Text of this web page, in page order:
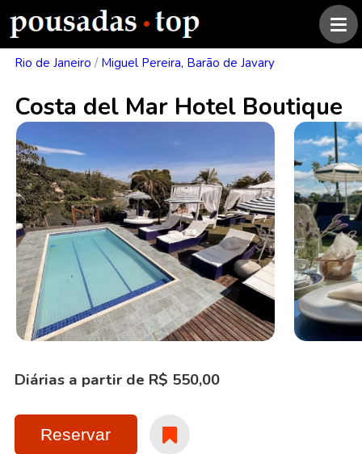
Rio de Janeiro / Miguel Pereira, Barão de Javary
Costa del Mar Hotel Boutique
Diárias a partir de R$ 550,00
Reservar